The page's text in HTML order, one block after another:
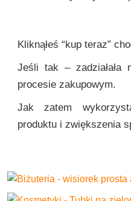
Kliknąłeś “kup teraz”
Jeśli tak – zadziałała
procesie zakupowym.
Jak zatem
produktu i zwiększenia